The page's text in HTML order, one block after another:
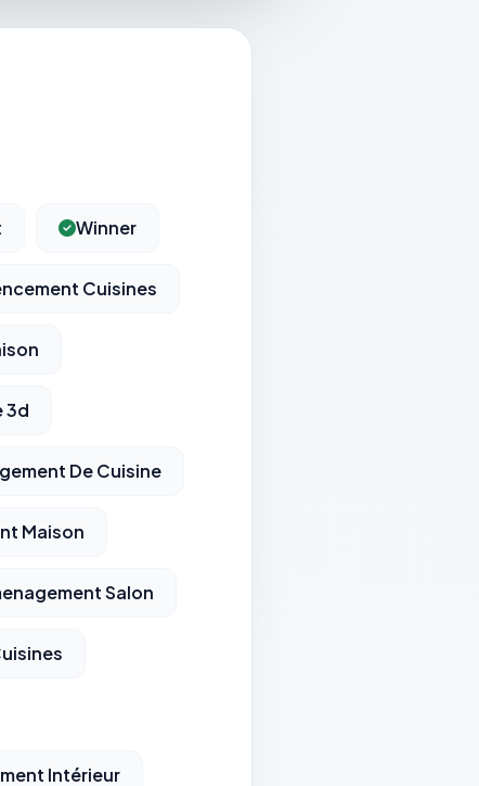
Winner
Cuisines
3d
De Cuisine
Maison
Salon
Intérieur